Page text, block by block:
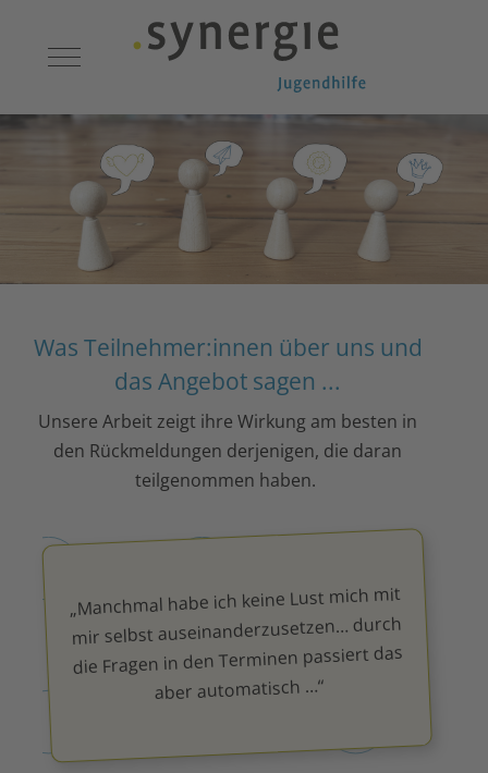
Mobile Menu Toggle
Was Teilnehmer:innen über uns und
das Angebot sagen ...
Unsere Arbeit zeigt ihre Wirkung am besten in
den Rückmeldungen derjenigen, die daran
teilgenommen haben.
„Manchmal habe ich keine Lust mich mit
mir selbst auseinanderzusetzen… durch
die Fragen in den Terminen passiert das
aber automatisch …“